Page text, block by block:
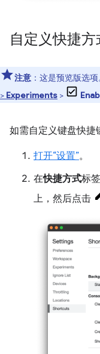
自定义快捷方
注意 ：这是预览版选
> Experiments >
如需自定义键盘快捷
打开“设置”。
在快捷方式标
上，然后点击